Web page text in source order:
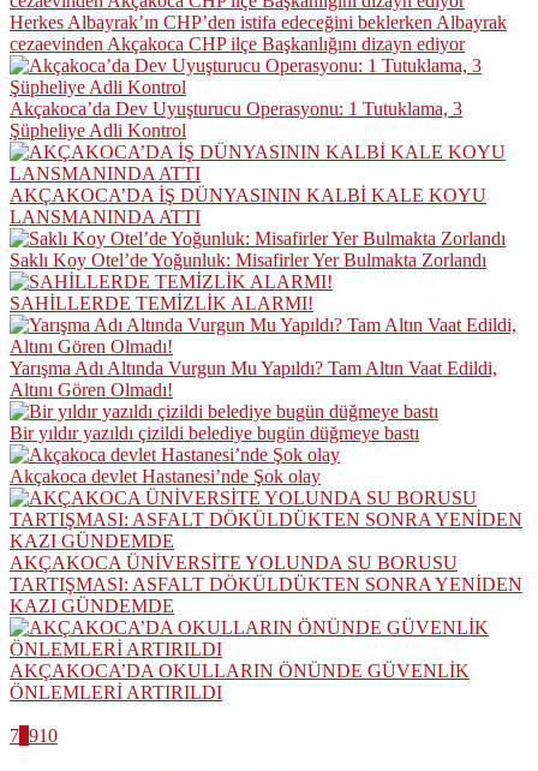
Herkes Albayrak’ın CHP’den istifa edeceğini beklerken Albayrak
cezaevinden Akçakoca CHP ilçe Başkanlığını dizayn ediyor
Akçakoca’da Dev Uyuşturucu Operasyonu: 1 Tutuklama, 3
Şüpheliye Adli Kontrol
AKÇAKOCA’DA İŞ DÜNYASININ KALBİ KALE KOYU
LANSMANINDA ATTI
Saklı Koy Otel’de Yoğunluk: Misafirler Yer Bulmakta Zorlandı
SAHİLLERDE TEMİZLİK ALARMI!
Yarışma Adı Altında Vurgun Mu Yapıldı? Tam Altın Vaat Edildi,
Altını Gören Olmadı!
Bir yıldır yazıldı çizildi belediye bugün düğmeye bastı
Akçakoca devlet Hastanesi’nde Şok olay
AKÇAKOCA ÜNİVERSİTE YOLUNDA SU BORUSU
TARTIŞMASI: ASFALT DÖKÜLDÜKTEN SONRA YENİDEN
KAZI GÜNDEMDE
AKÇAKOCA’DA OKULLARIN ÖNÜNDE GÜVENLİK
ÖNLEMLERİ ARTIRILDI
7 910